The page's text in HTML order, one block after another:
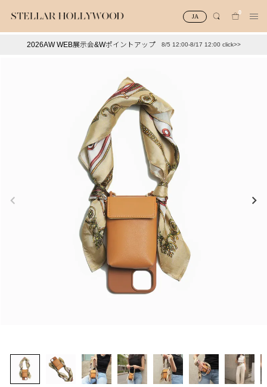
JA
0
2026AW WEB展示会&Wポイントアップ 8/5 12:00-8/17 12:00 click>>